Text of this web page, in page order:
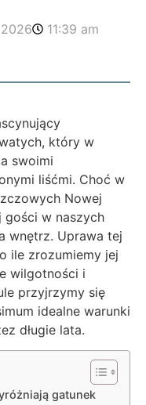
11:39 am
który w
swoimi
liśćmi. Choć w
Nowej
gości w naszych
wnętrz. Uprawa tej
ile zrozumiemy jej
wilgotności i
przyjrzymy się
idealne warunki
długie lata.
gatunek